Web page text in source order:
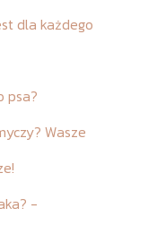
dla każdego
psa?
Wasze
-